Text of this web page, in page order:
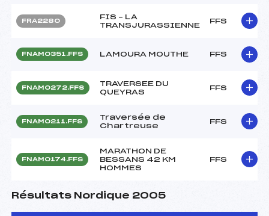
FRA2280
FIS – LA
TRANSJURASSIENNE
FFS
FNAM0351.FFS LAMOURA MOUTHE FFS
FNAM0272.FFS
TRAVERSEE DU
QUEYRAS
FFS
FNAM0211.FFS
Traversée de
Chartreuse
FFS
FNAM0174.FFS
MARATHON DE
BESSANS 42 KM
HOMMES
FFS
Résultats Nordique 2005